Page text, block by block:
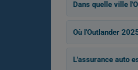
Dans quelle ville
Où l'Outlander
L'assurance auto